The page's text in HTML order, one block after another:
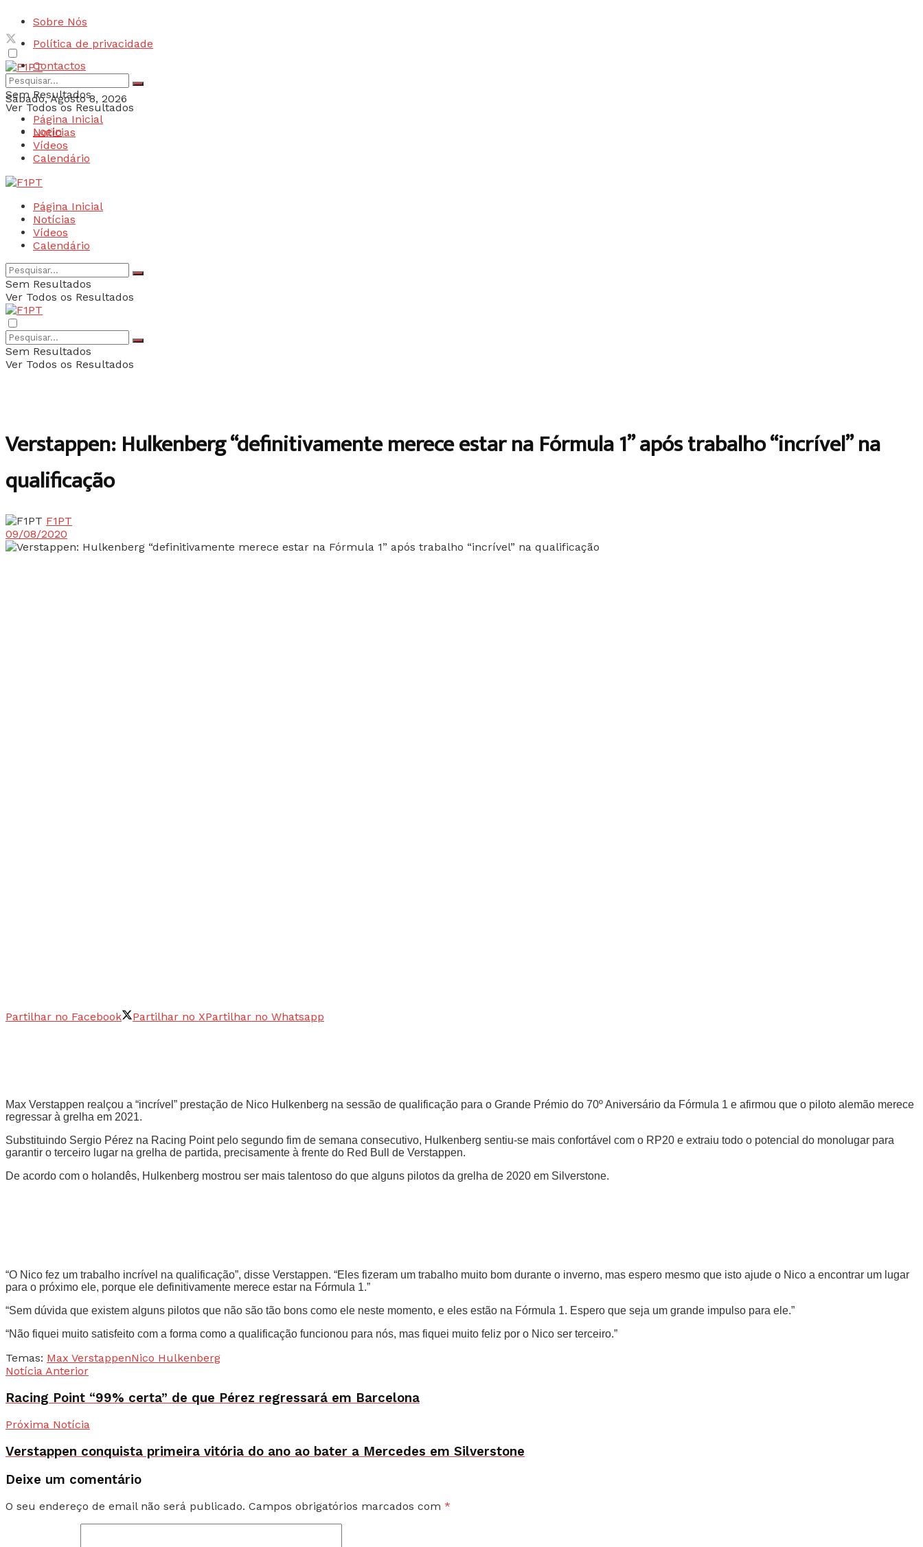
Sobre Nós
Política de privacidade
Contactos
Sábado, Agosto 8, 2026
Login
Sem Resultados
Ver Todos os Resultados
Página Inicial
Notícias
Vídeos
Calendário
Página Inicial
Notícias
Vídeos
Calendário
Sem Resultados
Ver Todos os Resultados
Sem Resultados
Ver Todos os Resultados
Verstappen: Hulkenberg “definitivamente merece estar na Fórmula 1” após trabalho “incrível” na
qualificação
F1PT
09/08/2020
Partilhar no Facebook Partilhar no XPartilhar no Whatsapp
Max Verstappen realçou a “incrível” prestação de Nico Hulkenberg na sessão de qualificação para o Grande Prémio do 70º Aniversário da Fórmula 1 e afirmou que o piloto alemão merece
regressar à grelha em 2021.
Substituindo Sergio Pérez na Racing Point pelo segundo fim de semana consecutivo, Hulkenberg sentiu-se mais confortável com o RP20 e extraiu todo o potencial do monolugar para
garantir o terceiro lugar na grelha de partida, precisamente à frente do Red Bull de Verstappen.
De acordo com o holandês, Hulkenberg mostrou ser mais talentoso do que alguns pilotos da grelha de 2020 em Silverstone.
“O Nico fez um trabalho incrível na qualificação”, disse Verstappen. “Eles fizeram um trabalho muito bom durante o inverno, mas espero mesmo que isto ajude o Nico a encontrar um lugar
para o próximo ele, porque ele definitivamente merece estar na Fórmula 1.”
“Sem dúvida que existem alguns pilotos que não são tão bons como ele neste momento, e eles estão na Fórmula 1. Espero que seja um grande impulso para ele.”
“Não fiquei muito satisfeito com a forma como a qualificação funcionou para nós, mas fiquei muito feliz por o Nico ser terceiro.”
Temas: Max VerstappenNico Hulkenberg
Notícia Anterior
Racing Point “99% certa” de que Pérez regressará em Barcelona
Próxima Notícia
Verstappen conquista primeira vitória do ano ao bater a Mercedes em Silverstone
Deixe um comentário
O seu endereço de email não será publicado. Campos obrigatórios marcados com *